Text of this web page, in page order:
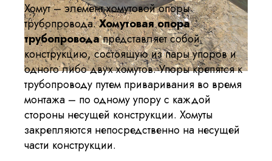
Хомут – элемент хомутовой опоры
трубопровода.Хомутовая опора
трубопроводапредставляет собой
конструкцию, состоящую из пары упоров и
одного либо двух хомутов. Упоры крепятся к
трубопроводу путем приваривания во время
монтажа – по одному упору с каждой
стороны несущей конструкции. Хомуты
закрепляются непосредственно на несущей
части конструкции.